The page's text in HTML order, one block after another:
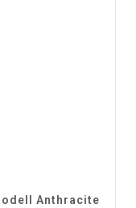
Anthracite